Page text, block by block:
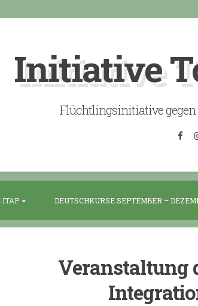
Initiative
Flüchtlingsinitiative
ITAP DEUTSCHKURSE SEPTEMBER –
Veranstaltung